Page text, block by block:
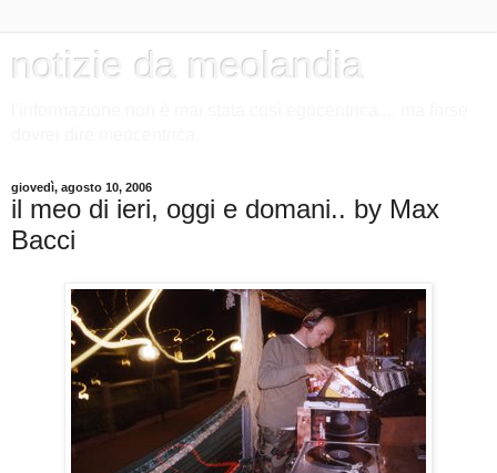
notizie da meolandia
giovedì, agosto 10, 2006
il meo di ieri, oggi e domani.. by Max
Bacci